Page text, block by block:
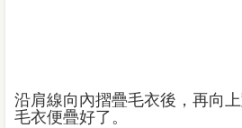
沿肩線向內摺疊毛衣後，再向
毛衣便疊好了。